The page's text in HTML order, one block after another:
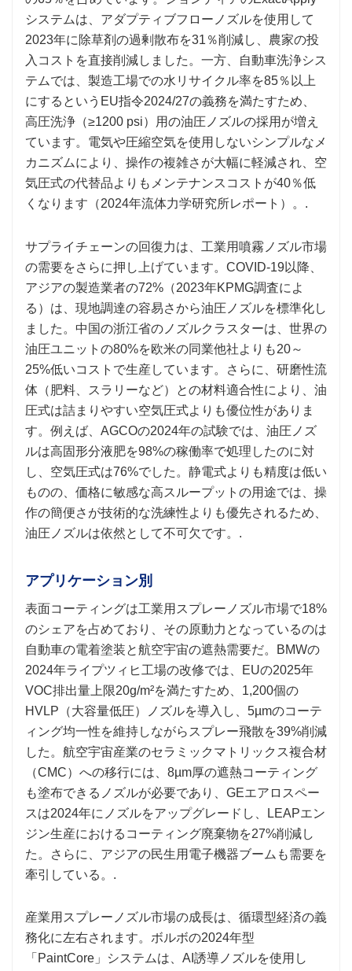
システムは、アダプティブフローノズルを使用して
2023年に除草剤の過剰散布を31％削減し、農家の投
入コストを直接削減しました。一方、自動車洗浄シス
テムでは、製造工場での水リサイクル率を85％以上
にするというEU指令2024/27の義務を満たすため、
高圧洗浄（≥1200 psi）用の油圧ノズルの採用が増え
ています。電気や圧縮空気を使用しないシンプルなメ
カニズムにより、操作の複雑さが大幅に軽減され、空
気圧式の代替品よりもメンテナンスコストが40％低
くなります（2024年流体力学研究所レポート）。.
サプライチェーンの回復力は、工業用噴霧ノズル市場
の需要をさらに押し上げています。COVID-19以降、
アジアの製造業者の72%（2023年KPMG調査によ
る）は、現地調達の容易さから油圧ノズルを標準化し
ました。中国の浙江省のノズルクラスターは、世界の
油圧ユニットの80%を欧米の同業他社よりも20～
25%低いコストで生産しています。さらに、研磨性流
体（肥料、スラリーなど）との材料適合性により、油
圧式は詰まりやすい空気圧式よりも優位性がありま
す。例えば、AGCOの2024年の試験では、油圧ノズ
ルは高固形分液肥を98%の稼働率で処理したのに対
し、空気圧式は76%でした。静電式よりも精度は低い
ものの、価格に敏感な高スループットの用途では、操
作の簡便さが技術的な洗練性よりも優先されるため、
油圧ノズルは依然として不可欠です。.
アプリケーション別
表面コーティングは工業用スプレーノズル市場で18%
のシェアを占めており、その原動力となっているのは
自動車の電着塗装と航空宇宙の遮熱需要だ。BMWの
2024年ライプツィヒ工場の改修では、EUの2025年
VOC排出量上限20g/m²を満たすため、1,200個の
HVLP（大容量低圧）ノズルを導入し、5µmのコーテ
ィング均一性を維持しながらスプレー飛散を39%削減
した。航空宇宙産業のセラミックマトリックス複合材
（CMC）への移行には、8µm厚の遮熱コーティング
も塗布できるノズルが必要であり、GEエアロスペー
スは2024年にノズルをアップグレードし、LEAPエン
ジン生産におけるコーティング廃棄物を27%削減し
た。さらに、アジアの民生用電子機器ブームも需要を
牽引している。.
産業用スプレーノズル市場の成長は、循環型経済の義
務化に左右されます。ボルボの2024年型
「PaintCore」システムは、AI誘導ノズルを使用し